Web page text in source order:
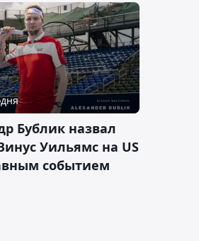
Бублик назвал
Уильямс на US
событием